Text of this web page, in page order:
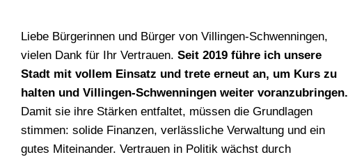
Liebe Bürgerinnen und Bürger von Villingen-Schwenningen,
vielen Dank für Ihr Vertrauen.Seit 2019 führe ich unsere
Stadt mit vollem Einsatz und trete erneut an, um Kurs zu
halten und Villingen-Schwenningen weiter voranzubringen.
Damit sie ihre Stärken entfaltet, müssen die Grundlagen
stimmen: solide Finanzen, verlässliche Verwaltung und ein
gutes Miteinander. Vertrauen in Politik wächst durch